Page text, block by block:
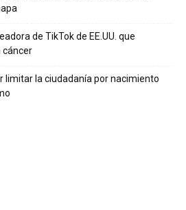
de TikTok de EE.UU. que
cáncer
limitar la ciudadanía por nacimiento